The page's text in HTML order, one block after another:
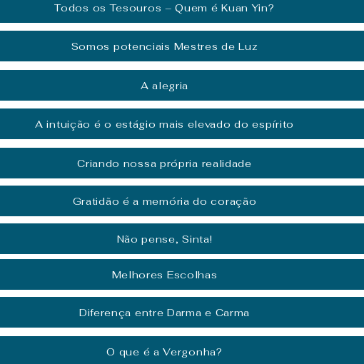
Todos os Tesouros – Quem é Kuan Yin?
Somos potenciais Mestres de Luz
A alegria
A intuição é o estágio mais elevado do espírito
Criando nossa própria realidade
Gratidão é a memória do coração
Não pense, Sinta!
Melhores Escolhas
Diferença entre Darma e Carma
O que é a Vergonha?